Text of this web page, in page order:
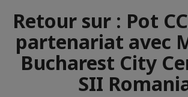
Retour sur : Pot
partenariat avec
Bucharest City
SII